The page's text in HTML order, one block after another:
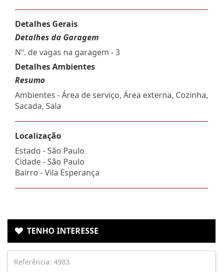
Detalhes Gerais
Detalhes da Garagem
Nº. de vagas na garagem - 3
Detalhes Ambientes
Resumo
Ambientes - Área de serviço, Área externa, Cozinha,
Sacada, Sala
Localização
Estado -São Paulo
Cidade -São Paulo
Bairro -Vila Esperança
TENHO INTERESSE